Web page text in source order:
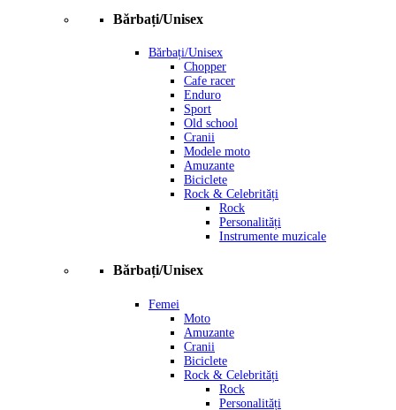
Bărbați/Unisex
Bărbați/Unisex
Chopper
Cafe racer
Enduro
Sport
Old school
Cranii
Modele moto
Amuzante
Biciclete
Rock & Celebrități
Rock
Personalități
Instrumente muzicale
Bărbați/Unisex
Femei
Moto
Amuzante
Cranii
Biciclete
Rock & Celebrități
Rock
Personalități